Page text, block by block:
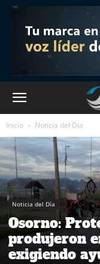
Inicio Noticia del Día
Noticia del Día
Osorno:
produjeron
exigiendo